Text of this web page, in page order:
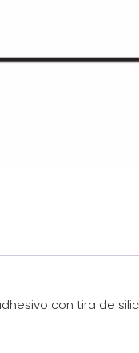
con tira de